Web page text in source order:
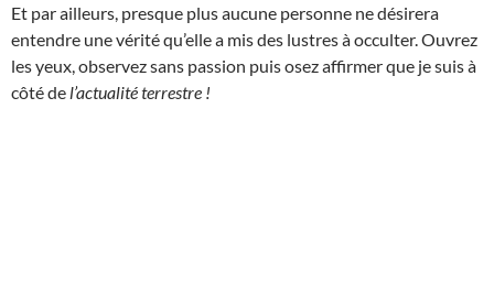
Et par ailleurs, presque plus aucune personne ne désirera
entendre une vérité qu’elle a mis des lustres à occulter. Ouvrez
les yeux, observez sans passion puis osez affirmer que je suis à
côté de l’actualité terrestre !